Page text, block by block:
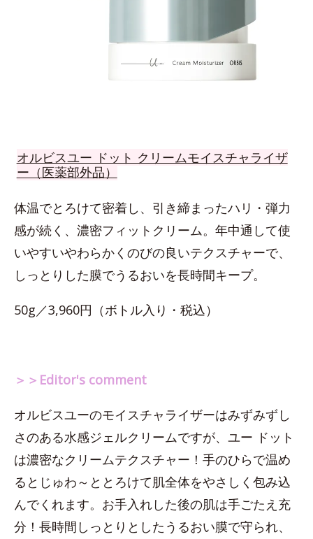
オルビスユー ドット クリームモイスチャライザ
ー（医薬部外品）
体温でとろけて密着し、引き締まったハリ・弾力
感が続く、濃密フィットクリーム。年中通して使
いやすいやわらかくのびの良いテクスチャーで、
しっとりした膜でうるおいを長時間キープ。
50g／3,960円（ボトル入り・税込）
＞＞Editor's comment
オルビスユーのモイスチャライザーはみずみずし
さのある水感ジェルクリームですが、ユー ドット
は濃密なクリームテクスチャー！手のひらで温め
るとじゅわ～ととろけて肌全体をやさしく包み込
んでくれます。お手入れした後の肌は手ごたえ充
分！長時間しっとりとしたうるおい膜で守られ、